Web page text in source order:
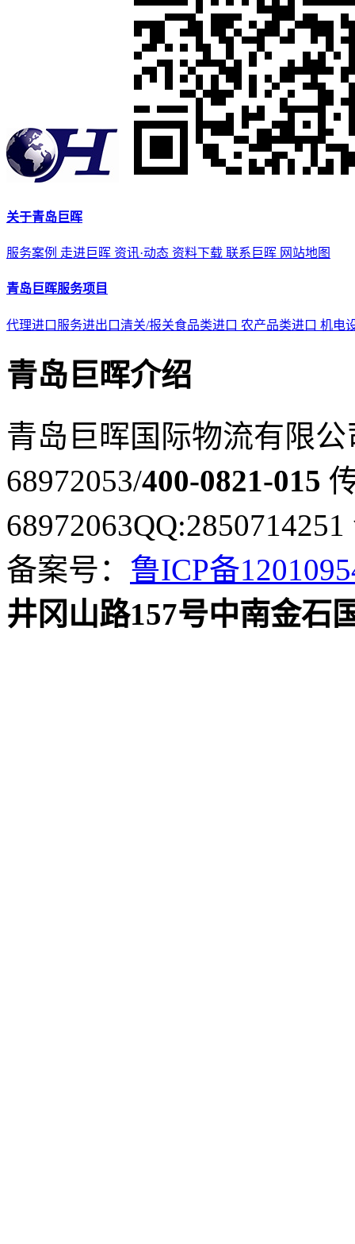
关于青岛巨晖
服务案例 走进巨晖 资讯·动态 资料下载 联系巨晖 网站地图
青岛巨晖服务项目
代理进口服务进出口清关/报关食品类进口 农产品类进口 机电
青岛巨晖介绍
青岛巨晖国际物流有限公
68972053/400-0821-015
68972063QQ:2850714251
备案号： 鲁ICP备
井冈山路157号中南金石